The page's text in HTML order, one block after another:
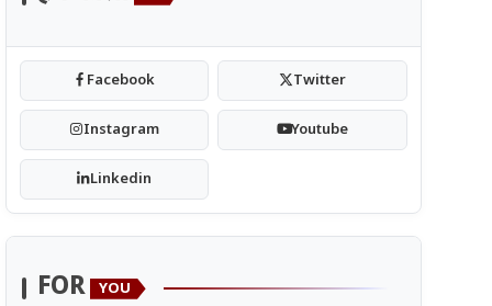
Facebook Twitter
Instagram Youtube
Linkedin
FOR YOU